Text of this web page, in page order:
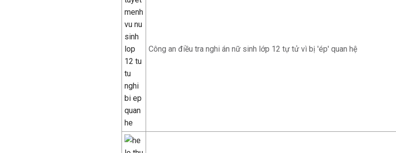
Công an điều tra nghi án nữ sinh lớp 12 tự tử vì bị 'ép' quan hệ